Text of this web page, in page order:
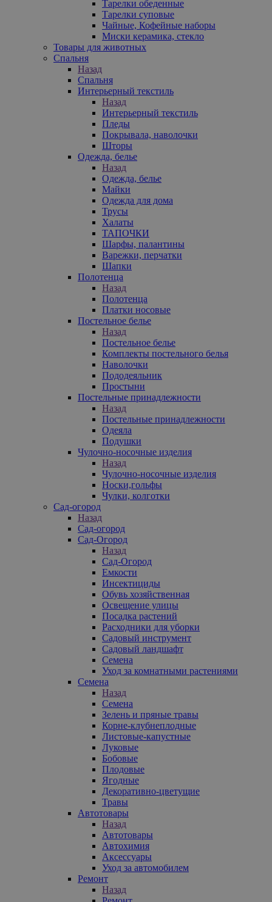
Тарелки обеденные
Тарелки суповые
Чайные, Кофейные наборы
Миски керамика, стекло
Товары для животных
Спальня
Назад
Спальня
Интерьерный текстиль
Назад
Интерьерный текстиль
Пледы
Покрывала, наволочки
Шторы
Одежда, белье
Назад
Одежда, белье
Майки
Одежда для дома
Трусы
Халаты
ТАПОЧКИ
Шарфы, палантины
Варежки, перчатки
Шапки
Полотенца
Назад
Полотенца
Платки носовые
Постельное белье
Назад
Постельное белье
Комплекты постельного белья
Наволочки
Пододеяльник
Простыни
Постельные принадлежности
Назад
Постельные принадлежности
Одеяла
Подушки
Чулочно-носочные изделия
Назад
Чулочно-носочные изделия
Носки,гольфы
Чулки, колготки
Сад-огород
Назад
Сад-огород
Сад-Огород
Назад
Сад-Огород
Емкости
Инсектициды
Обувь хозяйственная
Освещение улицы
Посадка растений
Расходники для уборки
Садовый инструмент
Садовый ландшафт
Семена
Уход за комнатными растениями
Семена
Назад
Семена
Зелень и пряные травы
Корне-клубнеплодные
Листовые-капустные
Луковые
Бобовые
Плодовые
Ягодные
Декоративно-цветущие
Травы
Автотовары
Назад
Автотовары
Автохимия
Аксессуары
Уход за автомобилем
Ремонт
Назад